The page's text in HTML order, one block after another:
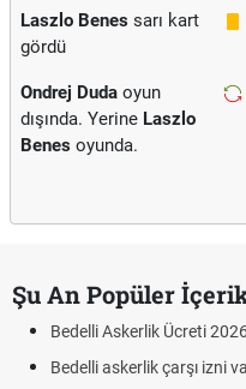
Laszlo Benes sarı kart
gördü
Ondrej Duda oyun
dışında. Yerine Laszlo
Benes oyunda.
Şu An Popüler
Bedelli Askerlik Ücreti
Bedelli askerlik çarşı izni